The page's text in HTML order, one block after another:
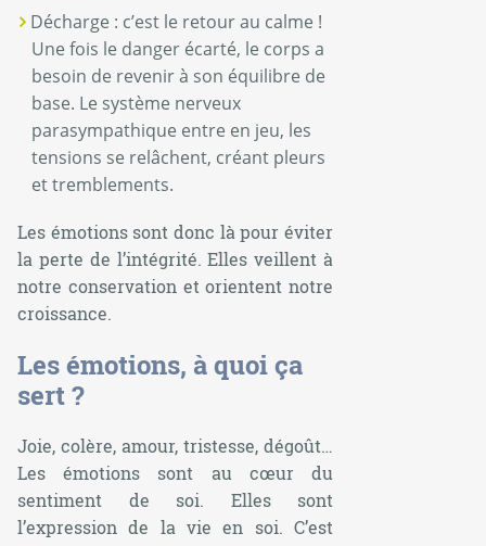
Décharge : c’est le retour au calme !
Une fois le danger écarté, le corps a
besoin de revenir à son équilibre de
base. Le système nerveux
parasympathique entre en jeu, les
tensions se relâchent, créant pleurs
et tremblements.
Les émotions sont donc là pour éviter
la perte de l’intégrité. Elles veillent à
notre conservation et orientent notre
croissance.
Les émotions, à quoi ça
sert ?
Joie, colère, amour, tristesse, dégoût…
Les émotions sont au cœur du
sentiment de soi. Elles sont
l’expression de la vie en soi. C’est